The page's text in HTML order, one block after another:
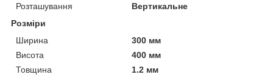
Розташування
Вертикальне
Розміри
Ширина
300 мм
Висота
400 мм
Товщина
1.2 мм